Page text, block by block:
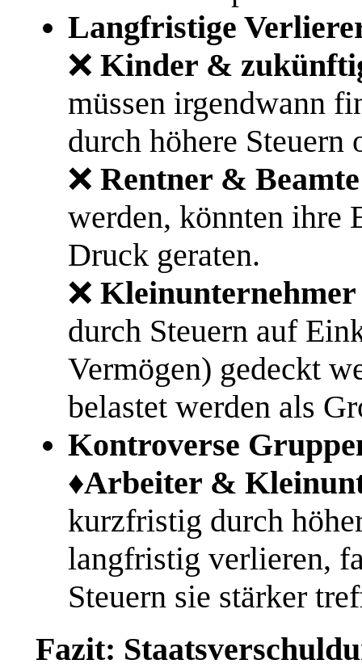
Langfristige
❌ Kinder &
müssen irgendwann
durch höhere Steuern
❌ Rentner & Beamte
werden, könnten ihre
Druck geraten.
❌
durch Steuern auf
Vermögen) gedeckt
belastet werden als
Kontroverse
♦️Arbeiter &
kurzfristig durch
langfristig verlieren,
Steuern sie stärker
Fazit: